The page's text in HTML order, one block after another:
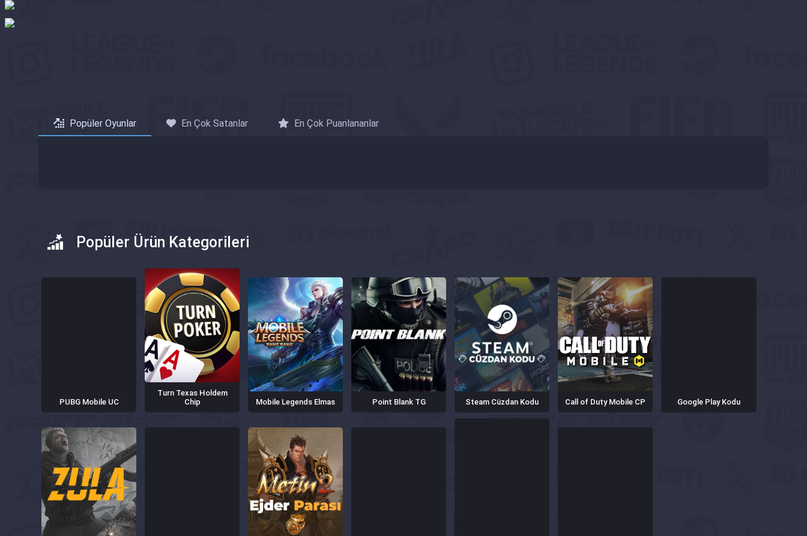
Popüler Oyunlar En Çok Satanlar En Çok Puanlananlar
Popüler Ürün Kategorileri
PUBG Mobile UC
Turn Texas Holdem
Chip
Mobile Legends Elmas Point Blank TG Steam Cüzdan Kodu Call of Duty Mobile CP Google Play Kodu